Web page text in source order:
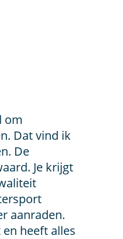
om
Dat vind ik
De
Je krijgt
aanraden.
heeft alles